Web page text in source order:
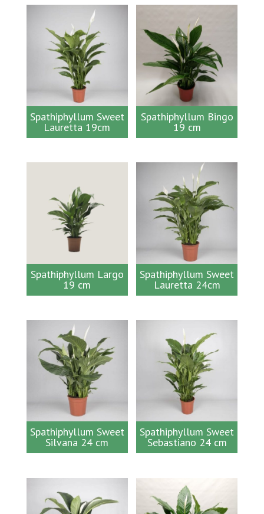
Spathiphyllum Sweet
Lauretta 19cm
Spathiphyllum Bingo
19 cm
Spathiphyllum Largo
19 cm
Spathiphyllum Sweet
Lauretta 24cm
Spathiphyllum Sweet
Silvana 24 cm
Spathiphyllum Sweet
Sebastiano 24 cm